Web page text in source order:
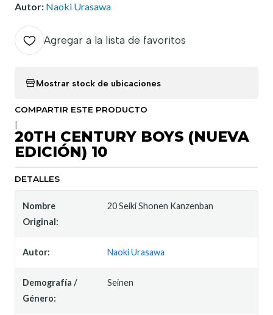
Autor: Naoki Urasawa
Agregar a la lista de favoritos
Mostrar stock de ubicaciones
COMPARTIR ESTE PRODUCTO
20TH CENTURY BOYS (NUEVA
EDICIÓN) 10
DETALLES
Nombre
Original:
20 Seiki Shonen Kanzenban
Autor: Naoki Urasawa
Demografía /
Género:
Seinen